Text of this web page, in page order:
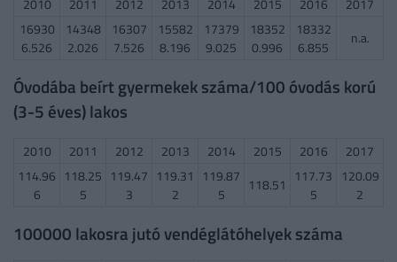
16930
6.526
14348
2.026
16307
7.526
15582
8.196
17379
9.025
18352
0.996
18332
6.855
n.a.
Óvodába beírt gyermekek száma/100 óvodás korú
(3-5 éves) lakos
2010 2011 2012 2013 2014 2015 2016
2017
114.96
6
118.25
5
119.47
3
119.31
2
119.87
5
118.51
117.73
5
120.09
2
100000 lakosra jutó vendéglátóhelyek száma